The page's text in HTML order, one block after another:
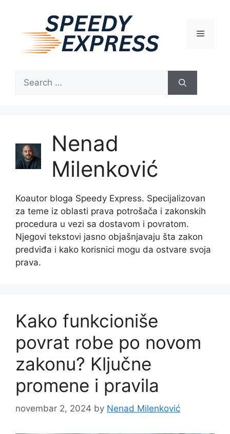
content
Menu
Search
for:
Nenad
Milenković
Koautor bloga Speedy Express. Specijalizovan
za teme iz oblasti prava potrošača i zakonskih
procedura u vezi sa dostavom i povratom.
Njegovi tekstovi jasno objašnjavaju šta zakon
predviđa i kako korisnici mogu da ostvare svoja
prava.
Kako funkcioniše
povrat robe po novom
zakonu? Ključne
promene i pravila
novembar 2, 2024 by Nenad Milenković